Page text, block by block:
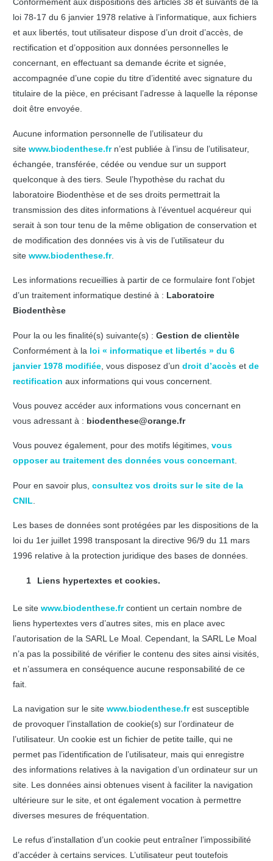
Conformément aux dispositions des articles 38 et suivants de la
loi 78-17 du 6 janvier 1978 relative à l’informatique, aux fichiers
et aux libertés, tout utilisateur dispose d’un droit d’accès, de
rectification et d’opposition aux données personnelles le
concernant, en effectuant sa demande écrite et signée,
accompagnée d’une copie du titre d’identité avec signature du
titulaire de la pièce, en précisant l’adresse à laquelle la réponse
doit être envoyée.
Aucune information personnelle de l’utilisateur du
site www.biodenthese.frn’est publiée à l’insu de l’utilisateur,
échangée, transférée, cédée ou vendue sur un support
quelconque à des tiers. Seule l’hypothèse du rachat du
laboratoire Biodenthèse et de ses droits permettrait la
transmission des dites informations à l’éventuel acquéreur qui
serait à son tour tenu de la même obligation de conservation et
de modification des données vis à vis de l’utilisateur du
site www.biodenthese.fr.
Les informations recueillies à partir de ce formulaire font l’objet
d’un traitement informatique destiné à : Laboratoire
Biodenthèse
Pour la ou les finalité(s) suivante(s) : Gestion de clientèle
Conformément à la loi « informatique et libertés » du 6
janvier 1978 modifiée , vous disposez d’un droit d’accès et de
rectification aux informations qui vous concernent.
Vous pouvez accéder aux informations vous concernant en
vous adressant à : biodenthese@orange.fr
Vous pouvez également, pour des motifs légitimes, vous
opposer au traitement des données vous concernant.
Pour en savoir plus, consultez vos droits sur le site de la
CNIL
Les bases de données sont protégées par les dispositions de la
loi du 1er juillet 1998 transposant la directive 96/9 du 11 mars
1996 relative à la protection juridique des bases de données.
Liens hypertextes et cookies.
Le site www.biodenthese.frcontient un certain nombre de
liens hypertextes vers d’autres sites, mis en place avec
l’autorisation de la SARL Le Moal. Cependant, la SARL Le Moal
n’a pas la possibilité de vérifier le contenu des sites ainsi visités,
et n’assumera en conséquence aucune responsabilité de ce
fait.
La navigation sur le site www.biodenthese.frest susceptible
de provoquer l’installation de cookie(s) sur l’ordinateur de
l’utilisateur. Un cookie est un fichier de petite taille, qui ne
permet pas l’identification de l’utilisateur, mais qui enregistre
des informations relatives à la navigation d’un ordinateur sur un
site. Les données ainsi obtenues visent à faciliter la navigation
ultérieure sur le site, et ont également vocation à permettre
diverses mesures de fréquentation.
Le refus d’installation d’un cookie peut entraîner l’impossibilité
d’accéder à certains services. L’utilisateur peut toutefois